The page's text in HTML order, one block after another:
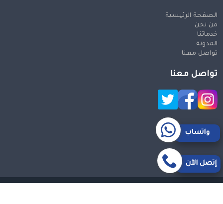
الصفحة الرئيسية
من نحن
خدماتنا
المدونة
تواصل معنا
تواصل معنا
إتصل الآن
واتساب